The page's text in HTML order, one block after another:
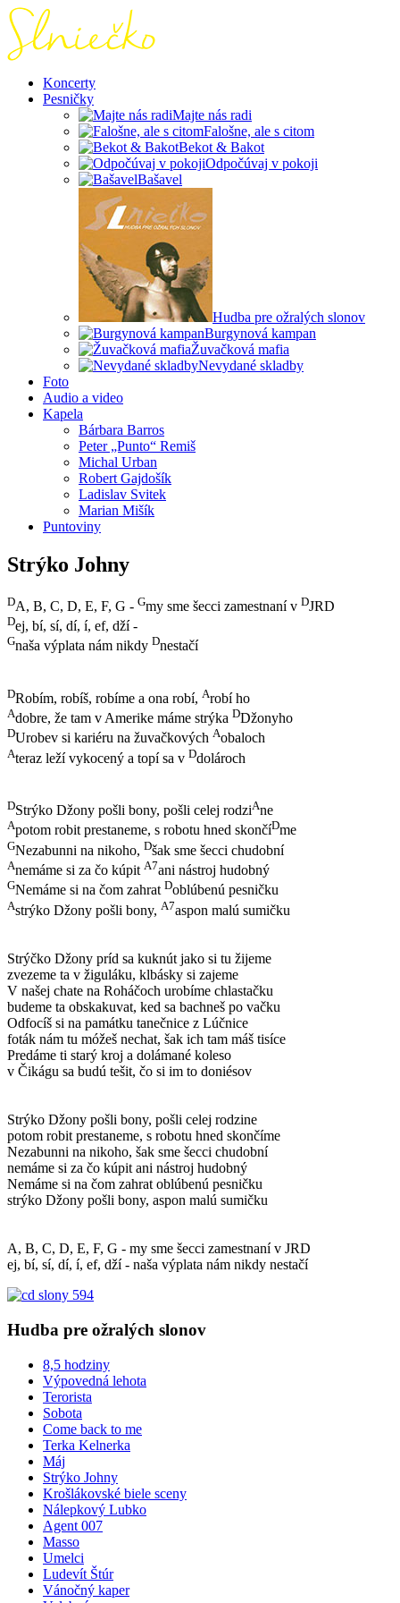
Koncerty
Pesničky
Majte nás radi
Falošne, ale s citom
Bekot & Bakot
Odpočúvaj v pokoji
Bašavel
Hudba pre ožralých slonov
Burgynová kampan
Žuvačková mafia
Nevydané skladby
Foto
Audio a video
Kapela
Bárbara Barros
Peter „Punto“ Remiš
Michal Urban
Robert Gajdošík
Ladislav Svitek
Marian Mišík
Puntoviny
Strýko Johny
DA, B, C, D, E, F, G - Gmy sme šecci zamestnaní v DJRD
Dej, bí, sí, dí, í, ef, dží -
Gnaša výplata nám nikdy Dnestačí
DRobím, robíš, robíme a ona robí, Arobí ho
Adobre, že tam v Amerike máme strýka DDžonyho
DUrobev si kariéru na žuvačkových Aobaloch
Ateraz leží vykocený a topí sa v Ddolároch
DStrýko Džony pošli bony, pošli celej rodziAne
Apotom robit prestaneme, s robotu hned skončíDme
GNezabunni na nikoho, Dšak sme šecci chudobní
Anemáme si za čo kúpit A7ani nástroj hudobný
GNemáme si na čom zahrat Doblúbenú pesničku
Astrýko Džony pošli bony, A7aspon malú sumičku
Strýčko Džony príd sa kuknút jako si tu žijeme
zvezeme ta v žiguláku, klbásky si zajeme
V našej chate na Roháčoch urobíme chlastačku
budeme ta obskakuvat, ked sa bachneš po vačku
Odfocíš si na památku tanečnice z Lúčnice
foták nám tu móžeš nechat, šak ich tam máš tisíce
Predáme ti starý kroj a dolámané koleso
v Čikágu sa budú tešit, čo si im to doniésov
Strýko Džony pošli bony, pošli celej rodzine
potom robit prestaneme, s robotu hned skončíme
Nezabunni na nikoho, šak sme šecci chudobní
nemáme si za čo kúpit ani nástroj hudobný
Nemáme si na čom zahrat oblúbenú pesničku
strýko Džony pošli bony, aspon malú sumičku
A, B, C, D, E, F, G - my sme šecci zamestnaní v JRD
ej, bí, sí, dí, í, ef, dží - naša výplata nám nikdy nestačí
Hudba pre ožralých slonov
8,5 hodziny
Výpovedná lehota
Terorista
Sobota
Come back to me
Terka Kelnerka
Máj
Strýko Johny
Krošlákovské biele sceny
Nálepkový Lubko
Agent 007
Masso
Umelci
Ludevít Štúr
Vánočný kaper